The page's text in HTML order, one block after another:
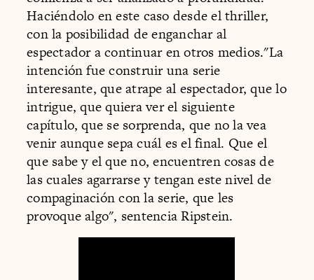
Haciéndolo en este caso desde el thriller,
con la posibilidad de enganchar al
espectador a continuar en otros medios."La
intención fue construir una serie
interesante, que atrape al espectador, que lo
intrigue, que quiera ver el siguiente
capítulo, que se sorprenda, que no la vea
venir aunque sepa cuál es el final. Que el
que sabe y el que no, encuentren cosas de
las cuales agarrarse y tengan este nivel de
compaginación con la serie, que les
provoque algo", sentencia Ripstein.